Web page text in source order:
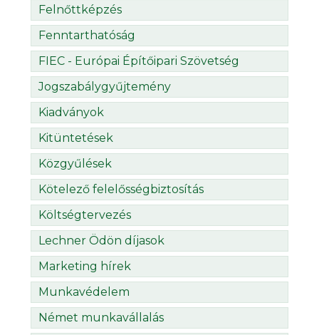
Felnőttképzés
Fenntarthatóság
FIEC - Európai Építőipari Szövetség
Jogszabálygyűjtemény
Kiadványok
Kitüntetések
Közgyűlések
Kötelező felelősségbiztosítás
Költségtervezés
Lechner Ödön díjasok
Marketing hírek
Munkavédelem
Német munkavállalás